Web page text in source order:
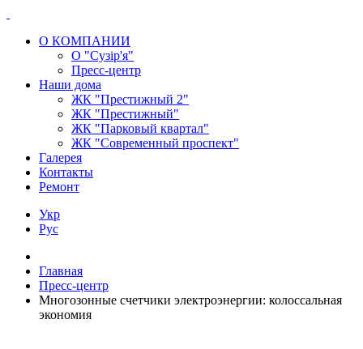
О КОМПАНИИ
О "Сузір'я"
Пресс-центр
Наши дома
ЖК "Престижный 2"
ЖК "Престижный"
ЖК "Парковый квартал"
ЖК "Современный проспект"
Галерея
Контакты
Ремонт
Укр
Рус
Главная
Пресс-центр
Многозонные счетчики электроэнергии: колоссальная
экономия